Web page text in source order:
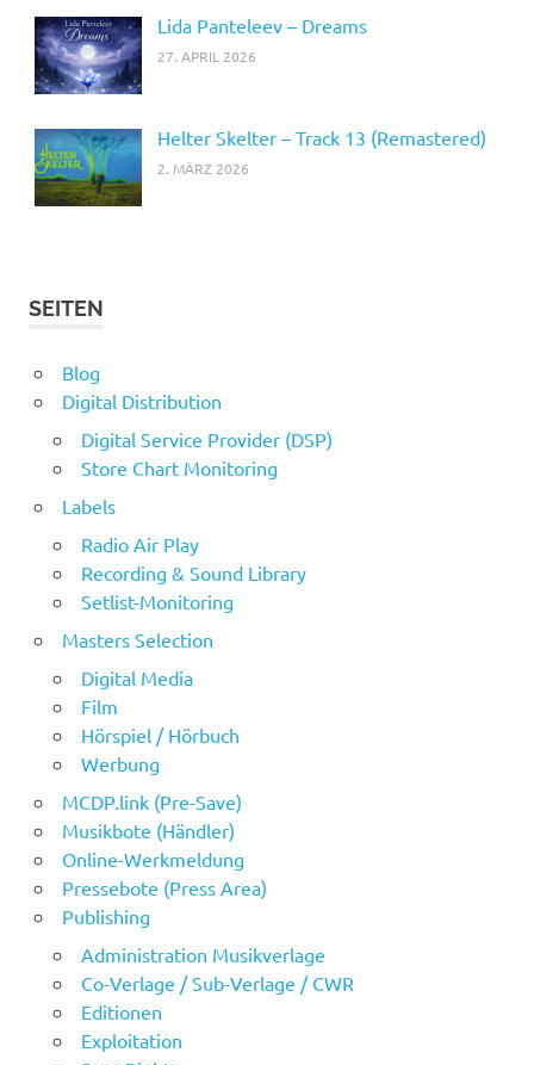
Lida Panteleev – Dreams
27. APRIL 2026
Helter Skelter – Track 13 (Remastered)
2. MÄRZ 2026
SEITEN
Blog
Digital Distribution
Digital Service Provider (DSP)
Store Chart Monitoring
Labels
Radio Air Play
Recording & Sound Library
Setlist-Monitoring
Masters Selection
Digital Media
Film
Hörspiel / Hörbuch
Werbung
MCDP.link (Pre-Save)
Musikbote (Händler)
Online-Werkmeldung
Pressebote (Press Area)
Publishing
Administration Musikverlage
Co-Verlage / Sub-Verlage / CWR
Editionen
Exploitation